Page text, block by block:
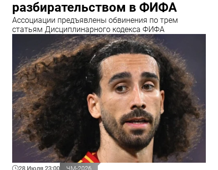
разбирательством в ФИФА
Ассоциации предъявлены обвинения по трем
статьям Дисциплинарного кодекса ФИФА
28 Июля 23:00 ЧМ-2026